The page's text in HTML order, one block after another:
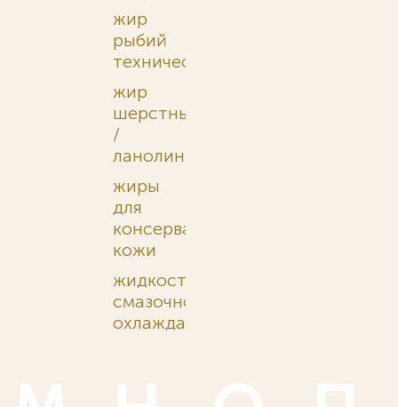
жир
рыбий
технический
жир
шерстный
/
ланолин
жиры
для
консервации
кожи
жидкости
смазочно-
охлаждающие